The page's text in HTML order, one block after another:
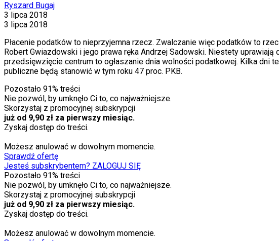
Ryszard Bugaj
3 lipca 2018
3 lipca 2018
Płacenie podatków to nieprzyjemna rzecz. Zwalczanie więc podatków to
Robert Gwiazdowski i jego prawa ręka Andrzej Sadowski. Niestety
przedsięwzięcie centrum to ogłaszanie dnia wolności podatkowej. Kilka dni
publiczne będą stanowić w tym roku 47 proc. PKB.
Pozostało 91% treści
Nie pozwól, by umknęło Ci to, co najważniejsze.
Skorzystaj z promocyjnej subskrypcji
już od 9,90 zł za pierwszy miesiąc.
Zyskaj dostęp do treści.
Możesz anulować w dowolnym momencie.
Sprawdź ofertę
Jesteś subskrybentem? ZALOGUJ SIĘ
Pozostało 91% treści
Nie pozwól, by umknęło Ci to, co najważniejsze.
Skorzystaj z promocyjnej subskrypcji
już od 9,90 zł za pierwszy miesiąc.
Zyskaj dostęp do treści.
Możesz anulować w dowolnym momencie.